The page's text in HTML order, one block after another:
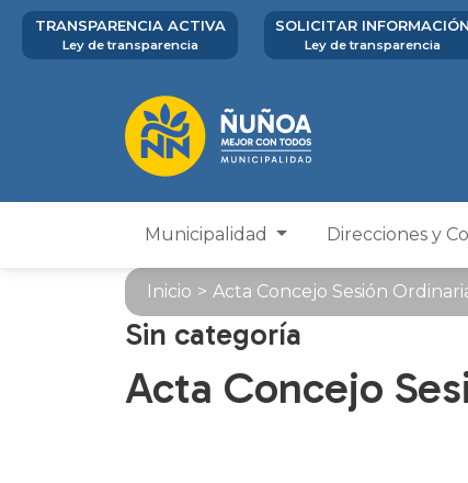
TRANSPARENCIA ACTIVA
Ley de transparencia
SOLICITAR INFORMACIÓN
Ley de transparencia
Municipalidad Direcciones y
Inicio > Acta Concejo Sesión
Sin categoría
Acta Concejo